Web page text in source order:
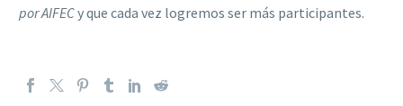
por AIFECy que cada vez logremos ser más participantes.